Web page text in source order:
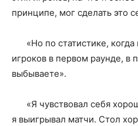
принципе, мог сделать это
«Но по статистике,
игроков в первом раунде, в
выбываете».
«Я чувствовал себя
я выигрывал матчи. Стол